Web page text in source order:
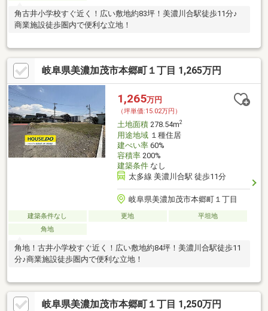
角古井小学校すぐ近く！広い敷地約83坪！美濃川合駅徒歩11分♪
商業施設徒歩圏内で便利な立地！
岐阜県美濃加茂市本郷町１丁目 1,265万円
1,265万円
（坪単価:15.02万円）
土地面積278.54m2
用途地域１種住居
建ぺい率60%
容積率200%
建築条件なし
太多線 美濃川合駅 徒歩11分
岐阜県美濃加茂市本郷町１丁目
建築条件なし 更地
平坦地
角地
角地！古井小学校すぐ近く！広い敷地約84坪！美濃川合駅徒歩11
分♪商業施設徒歩圏内で便利な立地！
岐阜県美濃加茂市本郷町１丁目 1,250万円